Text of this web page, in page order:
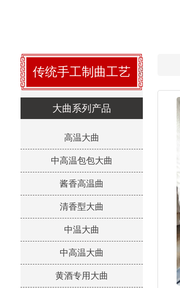
传统手工制曲工艺
大曲系列产品
高温大曲
中高温包包大曲
酱香高温曲
清香型大曲
中温大曲
中高温大曲
黄酒专用大曲